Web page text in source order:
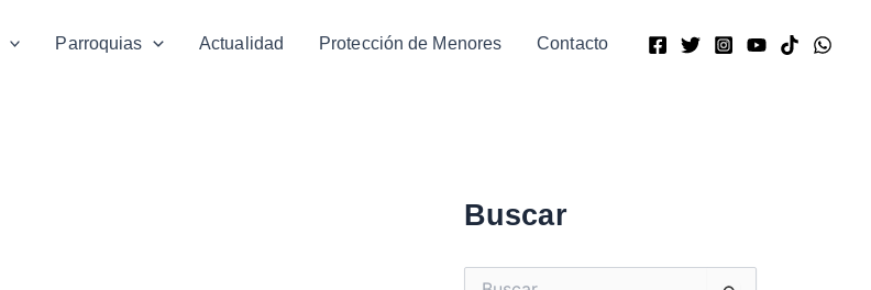
Parroquias Actualidad Protección de Menores Contacto
Buscar